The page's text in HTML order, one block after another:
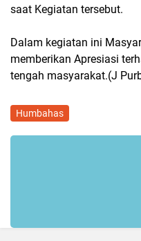
saat Kegiatan tersebut.
Dalam kegiatan ini
memberikan Apresiasi
tengah masyarakat.(J
Humbahas